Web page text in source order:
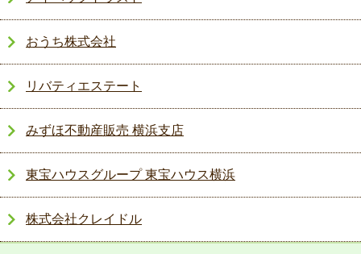
おうち株式会社
リバティエステート
みずほ不動産販売 横浜支店
東宝ハウスグループ 東宝ハウス横浜
株式会社クレイドル